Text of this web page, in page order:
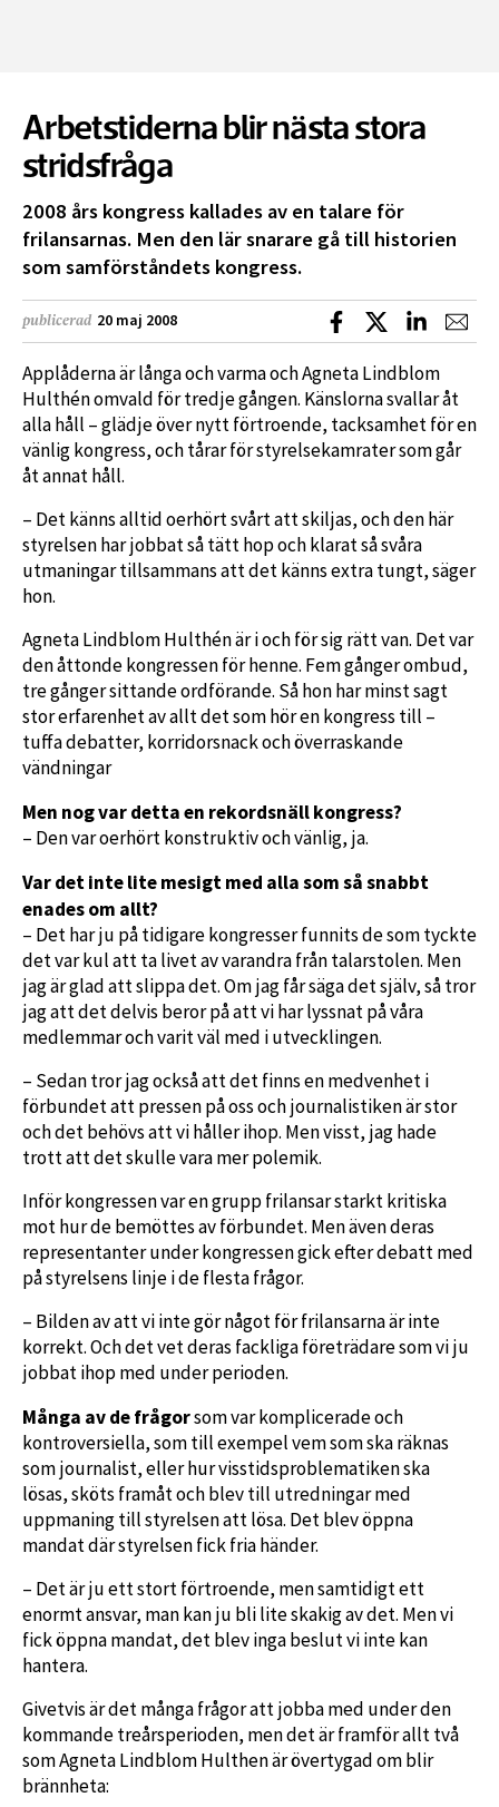
Arbetstiderna blir nästa stora
stridsfråga
2008 års kongress kallades av en talare för
frilansarnas. Men den lär snarare gå till historien
som samförståndets kongress.
publicerad 20 maj 2008 Dela på Facebook
Dela på XDela på
Applåderna är långa och varma och Agneta Lindblom
Hulthén omvald för tredje gången. Känslorna svallar åt
alla håll – glädje över nytt förtroende, tacksamhet för en
vänlig kongress, och tårar för styrelsekamrater som går
åt annat håll.
– Det känns alltid oerhört svårt att skiljas, och den här
styrelsen har jobbat så tätt hop och klarat så svåra
utmaningar tillsammans att det känns extra tungt, säger
hon.
Agneta Lindblom Hulthén är i och för sig rätt van. Det var
den åttonde kongressen för henne. Fem gånger ombud,
tre gånger sittande ordförande. Så hon har minst sagt
stor erfarenhet av allt det som hör en kongress till –
tuffa debatter, korridorsnack och överraskande
vändningar
Men nog var detta en rekordsnäll kongress?
– Den var oerhört konstruktiv och vänlig, ja.
Var det inte lite mesigt med alla som så snabbt
enades om allt?
– Det har ju på tidigare kongresser funnits de som tyckte
det var kul att ta livet av varandra från talarstolen. Men
jag är glad att slippa det. Om jag får säga det själv, så tror
jag att det delvis beror på att vi har lyssnat på våra
medlemmar och varit väl med i utvecklingen.
– Sedan tror jag också att det finns en medvenhet i
förbundet att pressen på oss och journalistiken är stor
och det behövs att vi håller ihop. Men visst, jag hade
trott att det skulle vara mer polemik.
Inför kongressen var en grupp frilansar starkt kritiska
mot hur de bemöttes av förbundet. Men även deras
representanter under kongressen gick efter debatt med
på styrelsens linje i de flesta frågor.
– Bilden av att vi inte gör något för frilansarna är inte
korrekt. Och det vet deras fackliga företrädare som vi ju
jobbat ihop med under perioden.
Många av de frågorsom var komplicerade och
kontroversiella, som till exempel vem som ska räknas
som journalist, eller hur visstidsproblematiken ska
lösas, sköts framåt och blev till utredningar med
uppmaning till styrelsen att lösa. Det blev öppna
mandat där styrelsen fick fria händer.
– Det är ju ett stort förtroende, men samtidigt ett
enormt ansvar, man kan ju bli lite skakig av det. Men vi
fick öppna mandat, det blev inga beslut vi inte kan
hantera.
Givetvis är det många frågor att jobba med under den
kommande treårsperioden, men det är framför allt två
som Agneta Lindblom Hulthen är övertygad om blir
brännheta: